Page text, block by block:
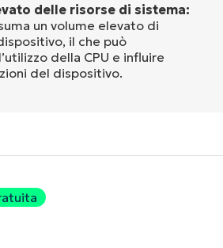
delle risorse di sistema:
un volume elevato di
il che può
della CPU e influire
del dispositivo.